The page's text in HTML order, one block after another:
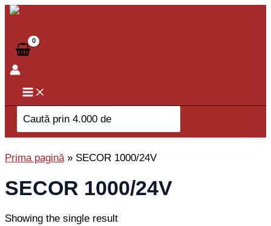
Skip
content
Search
for:
Prima pagină» SECOR 1000/24V
SECOR 1000/24V
Showing the single result